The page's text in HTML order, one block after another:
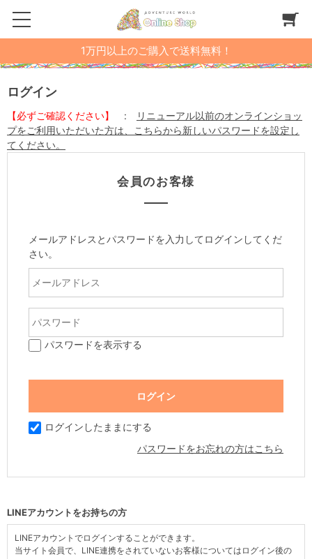
1万円以上のご購入で送料無料！
ログイン
【必ずご確認ください】 :
リニューアル以前のオンラインショッ
プをご利用いただいた方は、こちらから新しいパスワードを設定し
てください。
会員のお客様
メールアドレスとパスワードを入力してログインしてくだ
さい。
パスワードを表示する
ログインしたままにする
パスワードをお忘れの方はこちら
LINEアカウントをお持ちの方
LINEアカウントでログインすることができます。
当サイト会員で、LINE連携をされていないお客様についてはログイン後の